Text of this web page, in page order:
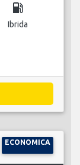
local_gas_station
Ibrida
ECONOMICA